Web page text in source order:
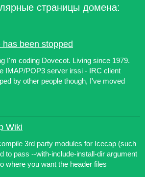
страницы домена:
been stopped
I'm coding Dovecot. Living since 1979.
IMAP/POP3 server irssi - IRC client
by other people though, I've moved
Wiki
3rd party modules for Icecap (such
to pass --with-include-install-dir argument
where you want the header files